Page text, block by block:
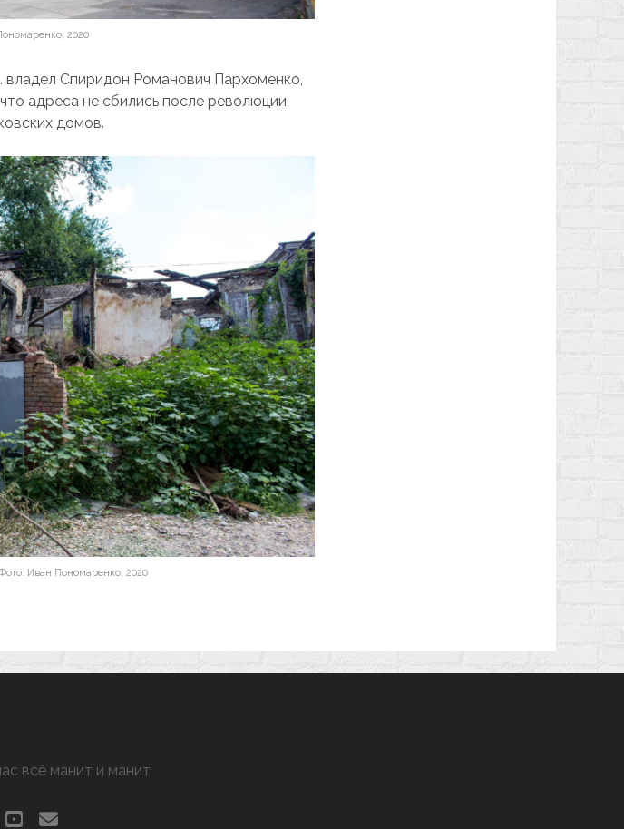
2020
Спиридон Романович Пархоменко,
адреса не сбились после революции,
домов.
Иван Пономаренко, 2020
всё манит и манит
youtube
email